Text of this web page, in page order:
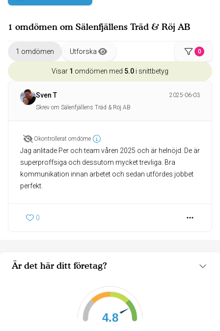
Är det här ditt företag?
4.8
1 omdömen om Sälenfjällens Träd & Röj AB
1 omdömen Utforska 0
Visar 1 omdömen med 5.0 i snittbetyg
Sven T
2025-06-03
Skrev om Sälenfjällens Träd & Röj AB
Okontrollerat omdöme
Jag anlitade Per och team våren 2025 och är helnöjd. De är
superproffsiga och dessutom mycket trevliga. Bra
kommunikation innan arbetet och sedan utfördes jobbet
perfekt.
0